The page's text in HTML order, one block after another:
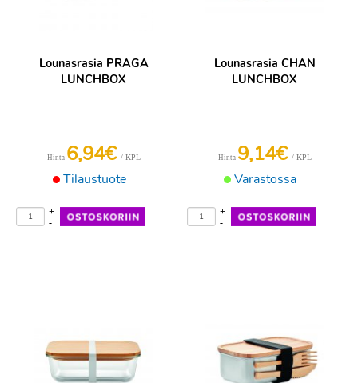
Lounasrasia PRAGA
LUNCHBOX
Tilaustuote
Hinta 6,94€ / KPL
-
+
Lounasrasia CHAN
LUNCHBOX
Varastossa
Hinta 9,14€ / KPL
-
+